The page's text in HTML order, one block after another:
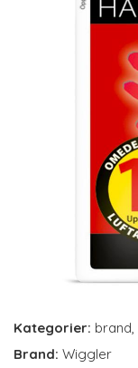
Kategorier: brand,
Brand: Wiggler